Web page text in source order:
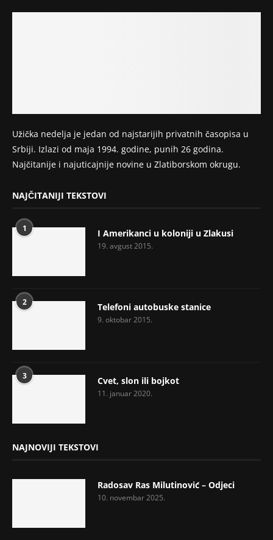
Užička nedelja je jedan od najstarijih privatnih časopisa u
Srbiji. Izlazi od maja 1994. godine, punih 26 godina.
Najčitanije i najuticajnije novine u Zlatiborskom okrugu.
NAJČITANIJI TEKSTOVI
1 I Amerikanci u koloniji u Zlakusi
19. avgust 2015.
2 Telefoni autobuske stanice
9. oktobar 2015.
3 Cvet, slon ili bojkot
11. januar 2020.
NAJNOVIJI TEKSTOVI
Radosav Ras Milutinović – Odjeci
10. novembar 2025.